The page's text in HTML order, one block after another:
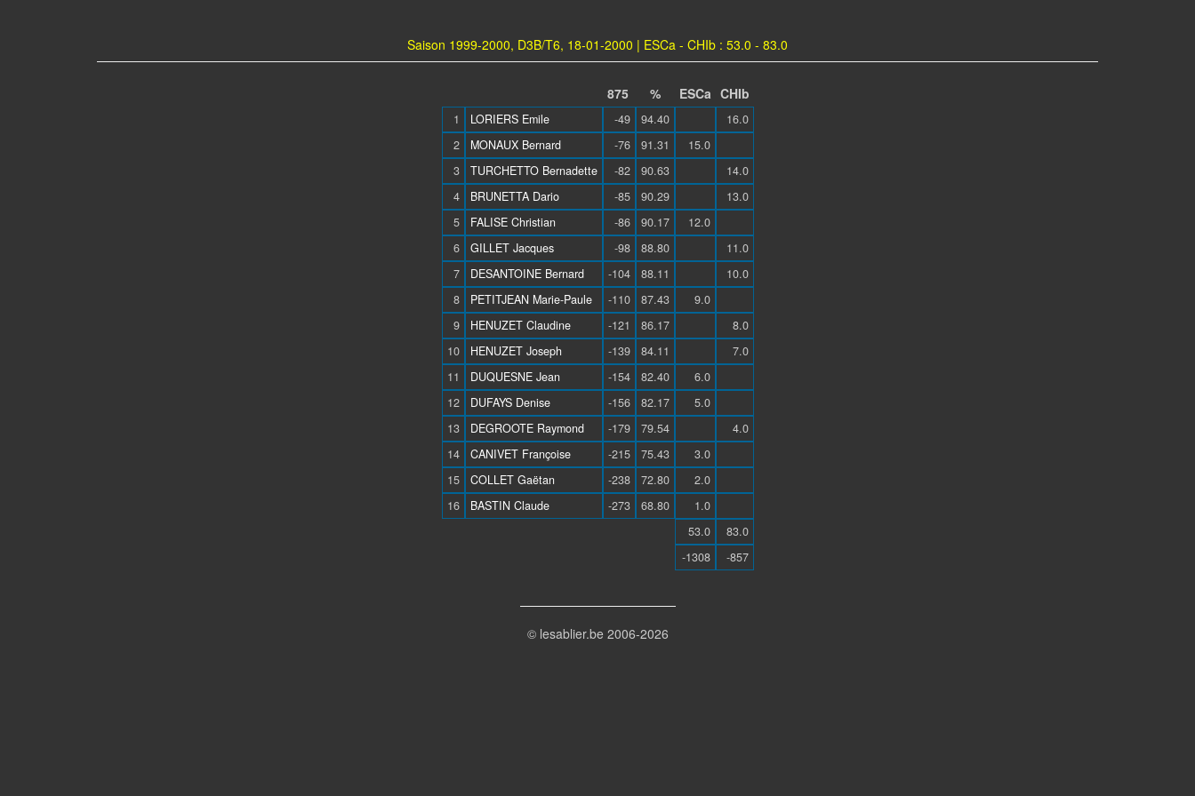
Saison 1999-2000, D3B/T6, 18-01-2000 | ESCa - CHIb : 53.0 - 83.0
875 % ESCa CHIb
1 LORIERS Emile -49 94.40
16.0
2
MONAUX Bernard -76 91.31
15.0
3
TURCHETTO Bernadette -82 90.63
14.0
4
BRUNETTA Dario -85 90.29
13.0
5
FALISE Christian -86 90.17
12.0
6
GILLET Jacques -98 88.80
11.0
7
DESANTOINE Bernard -104 88.11
10.0
8
PETITJEAN Marie-Paule -110 87.43
9.0
9
HENUZET Claudine -121 86.17
8.0
10
HENUZET Joseph -139 84.11
7.0
11
DUQUESNE Jean -154 82.40
6.0
12
DUFAYS Denise -156 82.17
5.0
13
DEGROOTE Raymond -179 79.54
4.0
14
CANIVET Françoise -215 75.43
3.0
15
COLLET Gaëtan -238 72.80
2.0
16
BASTIN Claude -273 68.80
1.0
53.0
83.0
-1308
-857
© lesablier.be 2006-2026